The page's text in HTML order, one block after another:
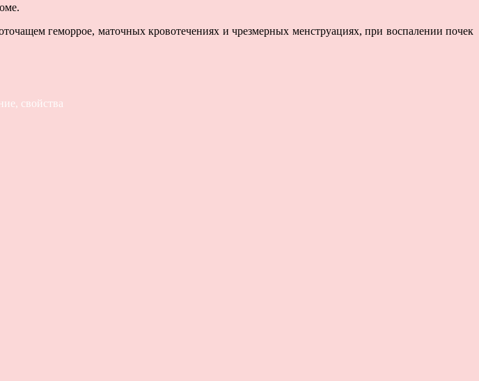
геморрое, маточных кровотечениях и чрезмерных менструациях, при воспалении почек
свойства